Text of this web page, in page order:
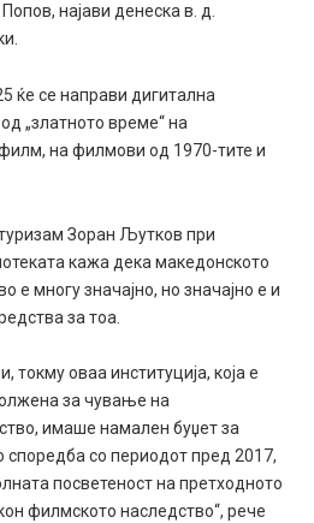
најави денеска в. д.
ќе се направи дигитална
„златното време“ на
на филмови од 1970-тите и
Зоран Љутков при
кажа дека македонското
е многу значајно, но значајно е и
за тоа.
токму оваа институција, која е
за чување на
имаше намален буџет за
споредба со периодот пред 2017,
посветеност на претходното
филмското наследство“, рече